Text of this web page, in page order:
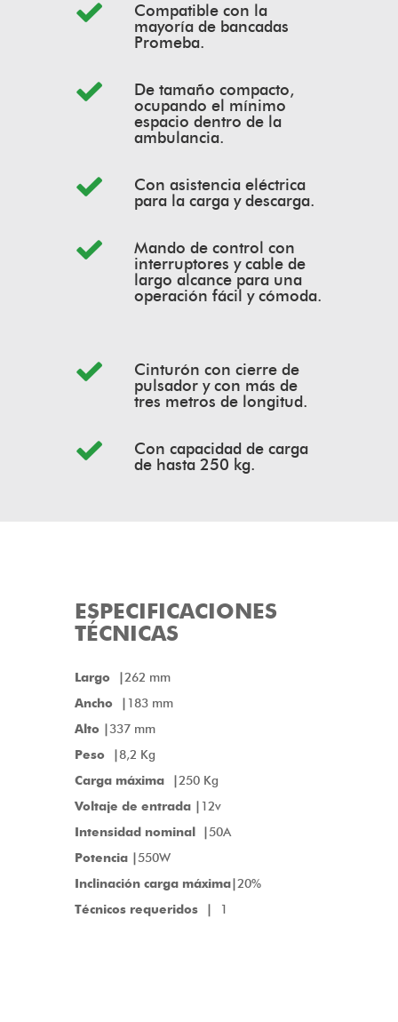
Compatible con la
mayoría de bancadas
Promeba.
De tamaño compacto,
ocupando el mínimo
espacio dentro de la
ambulancia.
Con asistencia eléctrica
para la carga y descarga.
Mando de control con
interruptores y cable de
largo alcance para una
operación fácil y cómoda.
Cinturón con cierre de
pulsador y con más de
tres metros de longitud.
Con capacidad de carga
de hasta 250 kg.
ESPECIFICACIONES
TÉCNICAS
Largo |262 mm
Ancho | 183 mm
Alto |337 mm
Peso | 8,2 Kg
Carga máxima |250 Kg
Voltaje de entrada | 12v
Intensidad nominal
|50A
Potencia |550W
Inclinación carga máxima|20%
Técnicos requeridos |
1